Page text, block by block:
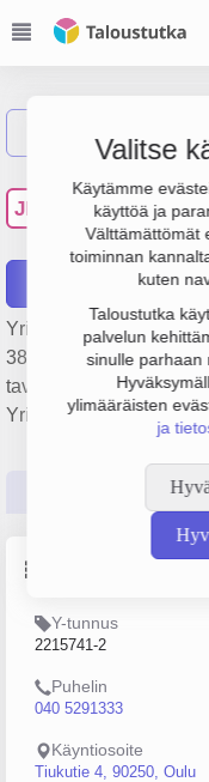
Valitse
Käytämme
käyttöä ja
Välttämättömät
toiminnan
kuten
Taloustutka
palvelun
sinulle parhaan
ylimääräisten
ja
JE
Nyman
Yrityksen
382 000 € ja tulos 16
tavarankuljetus,
Yrityksen yhtiömuoto
Y-tunnus
2215741-2
Puhelin
040 5291333
Käyntiosoite
Tiukutie 4, 90250, Oulu